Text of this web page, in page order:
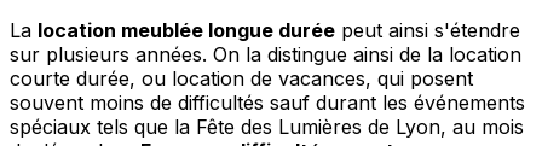
La location meublée longue durée peut ainsi s'étendre
sur plusieurs années. On la distingue ainsi de la location
courte durée, ou location de vacances, qui posent
souvent moins de difficultés sauf durant les événements
spéciaux tels que la Fête des Lumières de Lyon, au mois